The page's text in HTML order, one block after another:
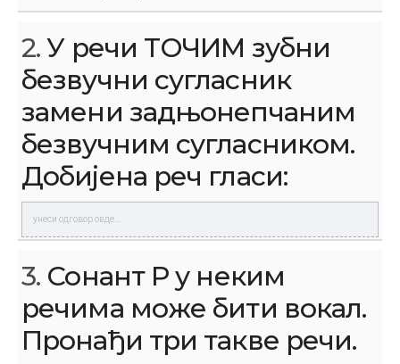
2.У речи ТОЧИМ зубни
безвучни сугласник
замени задњонепчаним
безвучним сугласником.
Добијена реч гласи:
3. Сонант Р у неким
речима може бити вокал.
Пронађи три такве речи.